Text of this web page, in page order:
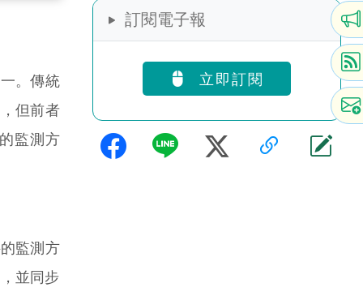
。傳統
但前者
監測方
監測方
並同步
訂閱電子報
立即訂閱